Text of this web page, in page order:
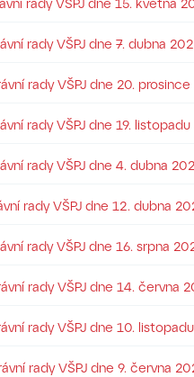
rady VŠPJ dne 15. května
rady VŠPJ dne 7. dubna
rady VŠPJ dne 20.
rady VŠPJ dne 19.
rady VŠPJ dne 4. dubna
rady VŠPJ dne 12. dubna
rady VŠPJ dne 16. srpna
rady VŠPJ dne 14. června
rady VŠPJ dne 10.
rady VŠPJ dne 9. června